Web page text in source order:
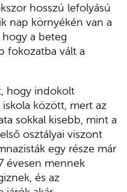
hosszú lefolyású
nap környékén van a
a beteg
fokozatba vált a
hogy indokolt
között, mert az
sokkal kisebb, mint a
osztályai viszont
egy része már
évesen mennek
és az